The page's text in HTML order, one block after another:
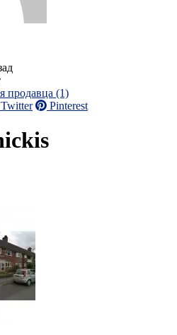
продавца (1)
Twitter Pinterest